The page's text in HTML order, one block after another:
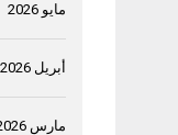
مايو 2026
أبريل 2026
مارس 2026